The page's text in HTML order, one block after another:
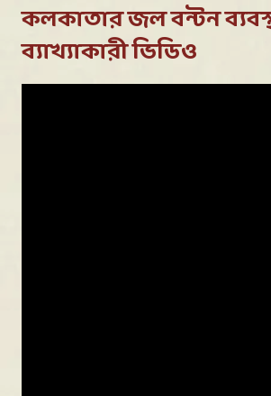
কলকাতার জল বন্টন
ব্যাখ্যাকারী ভিডিও